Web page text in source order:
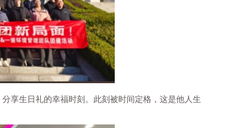
生日礼的幸福时刻。此刻被时间定格，这是他人生